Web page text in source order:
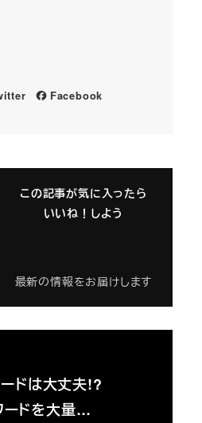
Facebook
この記事が気に入ったら
いいね！しよう
最新の情報をお届けします
ドは大丈夫!?
ドを大量…